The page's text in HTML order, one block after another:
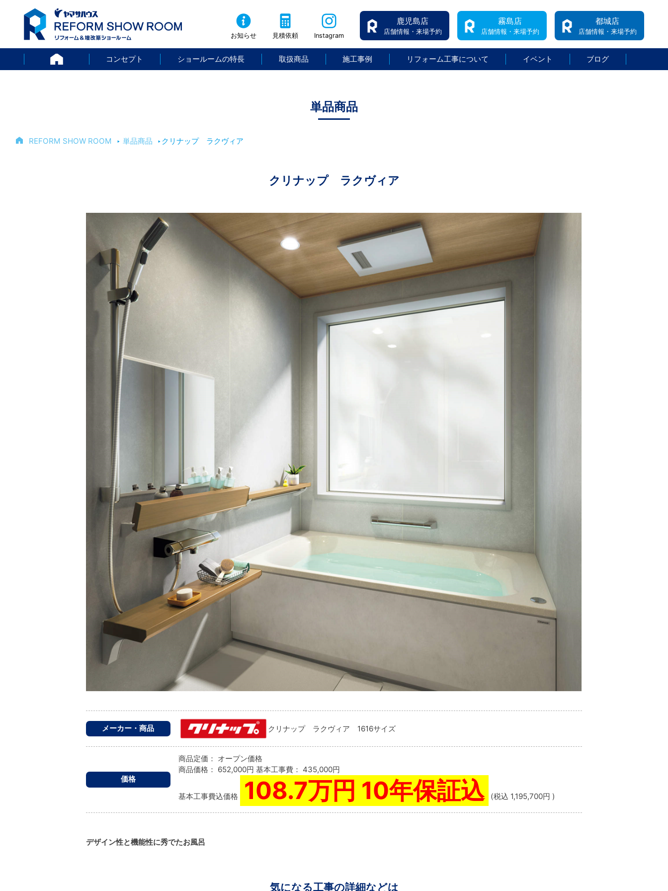
お知らせ 見積依頼 Instagram
鹿児島店
店舗情報・来場予約
霧島店
店舗情報・来場予約
都城店
店舗情報・来場予約
HOMEコンセプト ショールームの特長 取扱商品 施工事例 リフォーム工事について イベント ブログ
単品商品
REFORM SHOW ROOM ‣ 単品商品 ‣クリナップ ラクヴィア
クリナップ ラクヴィア
メーカー・商品 クリナップ ラクヴィア 1616サイズ
価格
商品定価： オープン価格
商品価格： 652,000円 基本工事費： 435,000円
基本工事費込価格 108.7万円 10年保証込 (税込 1,195,700円 )
デザイン性と機能性に秀でたお風呂
気になる工事の詳細などは